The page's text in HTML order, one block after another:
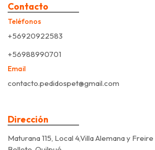
Contacto
Teléfonos
+56920922583
+56988990701
Email
contacto.pedidospet@gmail.com
Dirección
Maturana 115, Local 4,Villa Alemana y Freire